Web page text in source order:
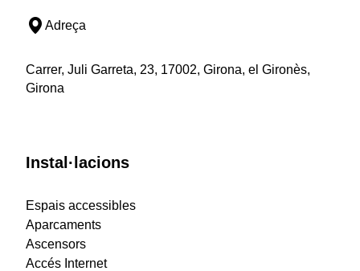
Adreça
Carrer, Juli Garreta, 23, 17002, Girona, el Gironès,
Girona
Instal·lacions
Espais accessibles
Aparcaments
Ascensors
Accés Internet